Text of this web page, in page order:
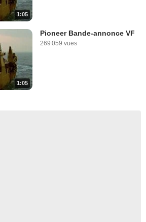
1:05
1:05
Pioneer Bande-annonce VF
269 059 vues